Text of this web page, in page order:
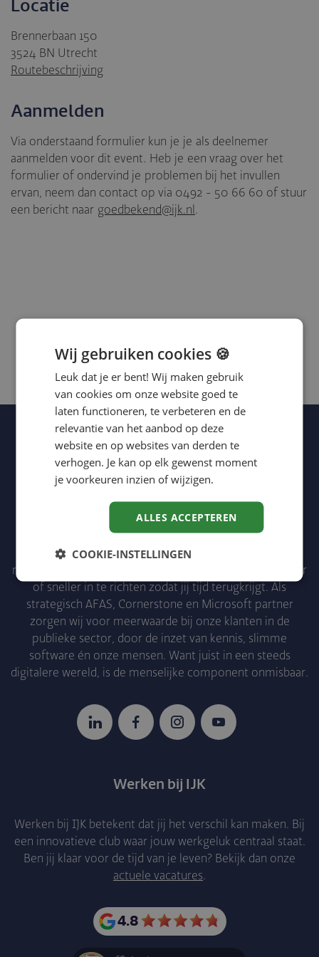
Locatie
Brennerbaan 150
3524 BN Utrecht
Routebeschrijving
Aanmelden
Via onderstaand formulier kun je je als deelnemer
aanmelden voor dit event. Heb je een vraag over het
formulier of ondervind je problemen bij het invullen
ervan, neem dan contact op via 0492 - 50 66 60 of stuur
een bericht naar goedbekend@ijk.nl.
Tijd hebben om de dingen te doen die ertoe doen, dát
draagt bij aan je werkgeluk. Daarom is IJK altijd op zoek
naar mogelijkheden om processen slimmer, eenvoudiger
of sneller in te richten zodat jij tijd terugkrijgt. Als
strategisch AFAS, Cornerstone en Microsoft partner
zorgen wij voor meerwaarde bij onze klanten in de
publieke sector, door de inzet van kennis, slimme
software én onze mensen. Want juist in een steeds
digitalere wereld, is de menselijke component onmisbaar.
Werken bij IJK
Werken bij IJK betekent dat jij het verschil kan maken. Bij
een innovatieve club waar jouw werkgeluk centraal staat.
Ben jij klaar voor de tijd van je leven? Bekijk dan onze
actuele vacatures.
4.8
Wij gebruiken cookies 🍪
Leuk dat je er bent! Wij maken gebruik
van cookies om onze website goed te
laten functioneren, te verbeteren en de
relevantie van het aanbod op deze
website en op websites van derden te
verhogen. Je kan op elk gewenst moment
je voorkeuren inzien of wijzigen.
ALLES ACCEPTEREN
COOKIE-INSTELLINGEN